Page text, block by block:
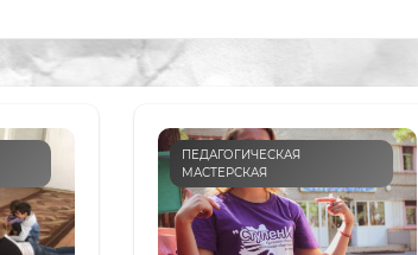
ПЕДАГОГИЧЕСКАЯ
МАСТЕРСКАЯ